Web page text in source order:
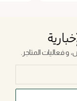
فعاليات المتاجر.